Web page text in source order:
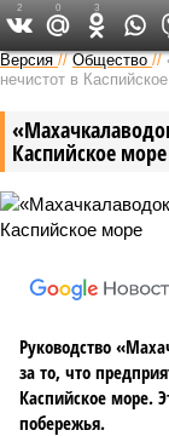
Версия //Общество //
нечистот в
Каспийское море
Руководство
за то, что
Каспийское море.
побережья.
2 0 3